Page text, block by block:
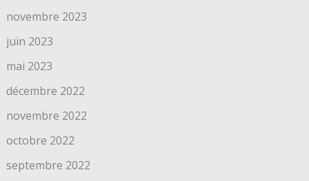
novembre 2023
juin 2023
mai 2023
décembre 2022
novembre 2022
octobre 2022
septembre 2022